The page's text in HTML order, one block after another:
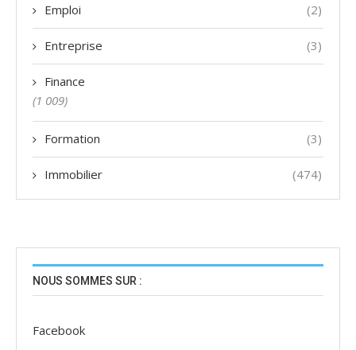
Emploi (2)
Entreprise (3)
Finance
(1 009)
Formation (3)
Immobilier (474)
NOUS SOMMES SUR :
Facebook